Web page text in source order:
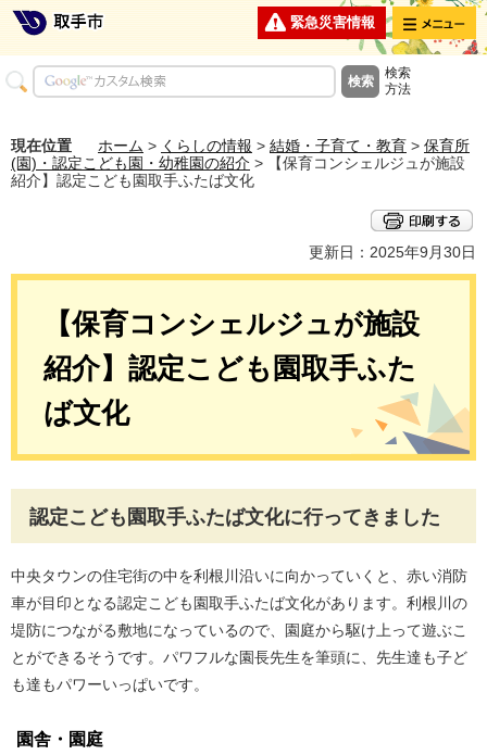
緊急災害情報 メニュー
検索
方法
現在位置 ホーム > くらしの情報 > 結婚・子育て・教育 > 保育所
(園)・認定こども園・幼稚園の紹介 > 【保育コンシェルジュが施設
紹介】認定こども園取手ふたば文化
更新日：2025年9月30日
【保育コンシェルジュが施設
紹介】認定こども園取手ふた
ば文化
認定こども園取手ふたば文化に行ってきました
中央タウンの住宅街の中を利根川沿いに向かっていくと、赤い消防
車が目印となる認定こども園取手ふたば文化があります。利根川の
堤防につながる敷地になっているので、園庭から駆け上って遊ぶこ
とができるそうです。パワフルな園長先生を筆頭に、先生達も子ど
も達もパワーいっぱいです。
園舎・園庭